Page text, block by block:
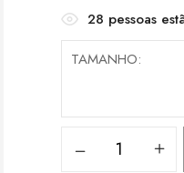
28 pessoas
TAMANHO
Quantidade